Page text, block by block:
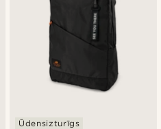
Ūdensizturīgs